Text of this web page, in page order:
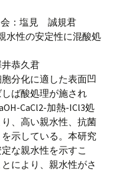
：塩見 誠規君
水性の安定性に混酸処
恭久君
分化に適した表面凹
ば酸処理が施され
CaCl2-加熱-ICl3処
、高い親水性、抗菌
示している。本研究
な親水性を示すこ
により、親水性がさ